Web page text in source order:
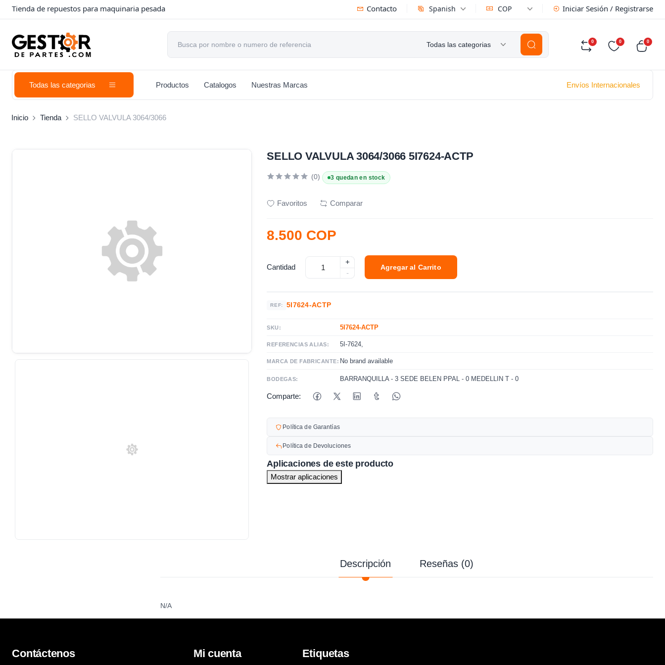
Tienda de repuestos para maquinaria pesada Contacto Spanish COP Iniciar Sesión / Registrarse
Todas las categorias 0 0 0
Todas las categorias Productos Catalogos Nuestras Marcas Envíos Internacionales
Inicio Tienda SELLO VALVULA 3064/3066
SELLO VALVULA 3064/3066 5I7624-ACTP
(0) 3 quedan en stock
Favoritos Comparar
8.500 COP
Cantidad
+
-
Agregar al Carrito
REF: 5I7624-ACTP
SKU: 5I7624-ACTP
REFERENCIAS ALIAS: 5I-7624,
MARCA DE FABRICANTE: No brand available
BODEGAS: BARRANQUILLA - 3SEDE BELEN PPAL - 0 MEDELLIN T - 0
Comparte:
Política de Garantías
Política de Devoluciones
Aplicaciones de este producto
Mostrar aplicaciones
Descripción Reseñas (0)
N/A
Contáctenos Mi cuenta Etiquetas